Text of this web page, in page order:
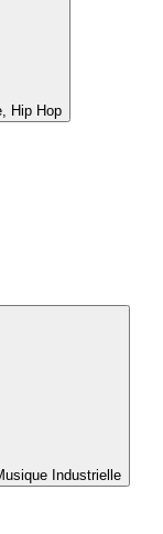
Hip Hop
Industrielle